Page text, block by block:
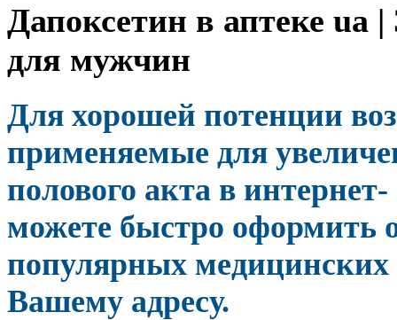
Дапоксетин в аптеке ua
для мужчин
Для хорошей потенции
применяемые для
полового акта в
можете быстро оформить
популярных медицинских
Вашему адресу.